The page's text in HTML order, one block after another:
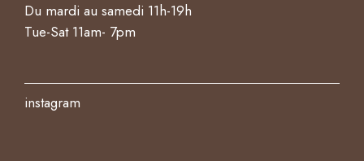
Du mardi au samedi 11h-19h
Tue-Sat 11am- 7pm
instagram